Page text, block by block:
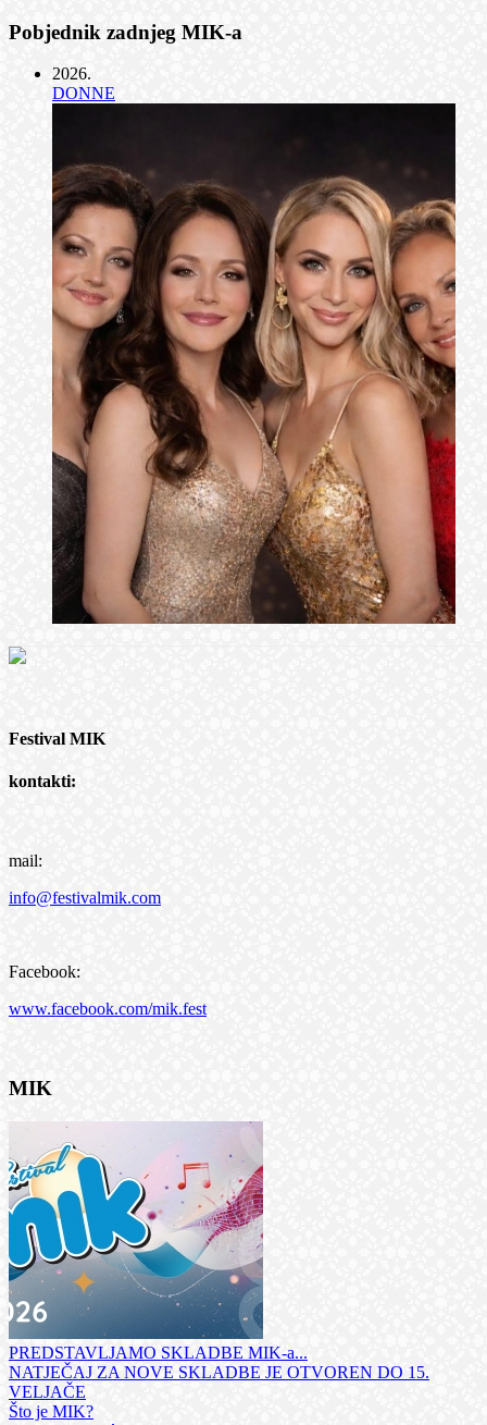
Pobjednik zadnjeg MIK-a
2026.
DONNE
Festival MIK
kontakti:
mail:
info@festivalmik.com
Facebook:
www.facebook.com/mik.fest
MIK
PREDSTAVLJAMO SKLADBE MIK-a...
NATJEČAJ ZA NOVE SKLADBE JE OTVOREN DO 15.
VELJAČE
Što je MIK?